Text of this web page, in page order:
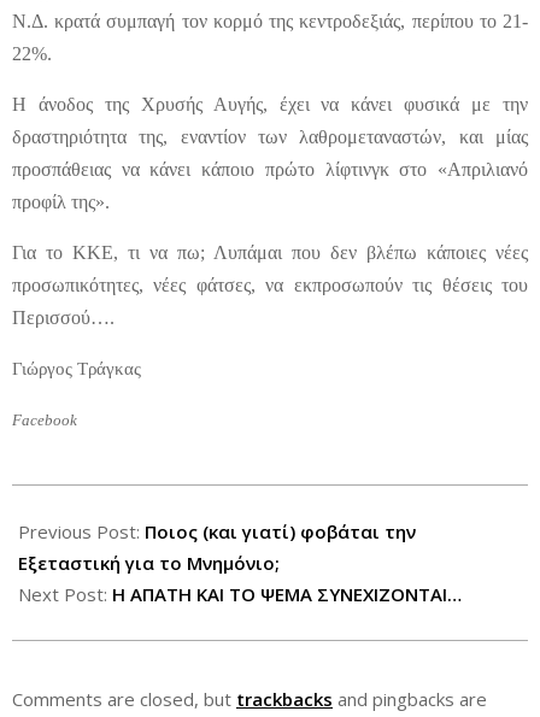
Ν.Δ. κρατά συμπαγή τον κορμό της κεντροδεξιάς, περίπου το 21-
22%.
Η άνοδος της Χρυσής Αυγής, έχει να κάνει φυσικά με την
δραστηριότητα της, εναντίον των λαθρομεταναστών, και μίας
προσπάθειας να κάνει κάποιο πρώτο λίφτινγκ στο «Απριλιανό
προφίλ της».
Για το ΚΚΕ, τι να πω; Λυπάμαι που δεν βλέπω κάποιες νέες
προσωπικότητες, νέες φάτσες, να εκπροσωπούν τις θέσεις του
Περισσού….
Γιώργος Τράγκας
Facebook
09-
08
Previous Post: Ποιος (και γιατί) φοβάται την
Εξεταστική για το Μνημόνιο;
Next Post: Η ΑΠΑΤΗ ΚΑΙ ΤΟ ΨΕΜΑ ΣΥΝΕΧΙΖΟΝΤΑΙ…
Comments are closed, but trackbacks and pingbacks are